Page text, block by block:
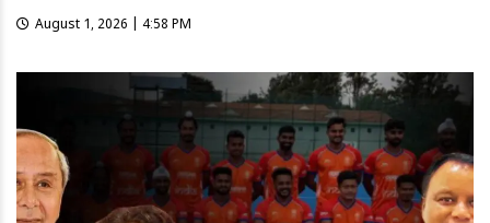
August 1, 2026 | 4:58 PM